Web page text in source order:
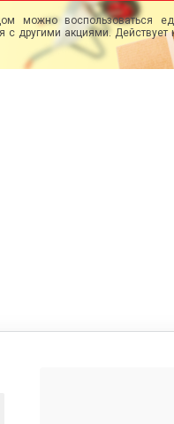
можно воспользоваться
с другими акциями. Действует